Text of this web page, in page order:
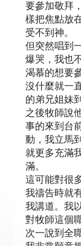
要參加敬拜
樣把焦點放
受不到神。
但突然唱到
爆哭，我也
渴慕的想要
沒什麼就一
的弟兄姐妹
之後牧師說
事的來到台
動，我立馬
就更多充滿
滿。
這可能對很
我禱告時就
我講道。我
對牧師這個
次一說到全